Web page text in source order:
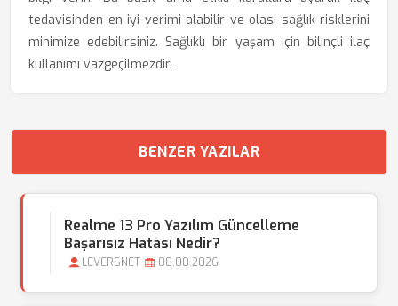
tedavisinden en iyi verimi alabilir ve olası sağlık risklerini
minimize edebilirsiniz. Sağlıklı bir yaşam için bilinçli ilaç
kullanımı vazgeçilmezdir.
BENZER YAZILAR
Realme 13 Pro Yazılım Güncelleme
Başarısız Hatası Nedir?
LEVERSNET 08.08.2026